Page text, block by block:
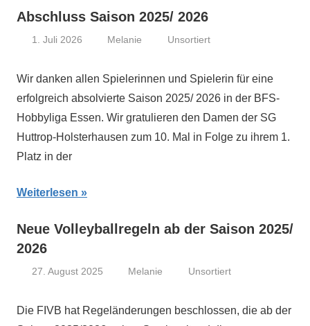
Abschluss Saison 2025/ 2026
1. Juli 2026 Melanie Unsortiert
Wir danken allen Spielerinnen und Spielerin für eine
erfolgreich absolvierte Saison 2025/ 2026 in der BFS-
Hobbyliga Essen. Wir gratulieren den Damen der SG
Huttrop-Holsterhausen zum 10. Mal in Folge zu ihrem 1.
Platz in der
Weiterlesen
Neue Volleyballregeln ab der Saison 2025/
2026
27. August 2025 Melanie Unsortiert
Die FIVB hat Regeländerungen beschlossen, die ab der